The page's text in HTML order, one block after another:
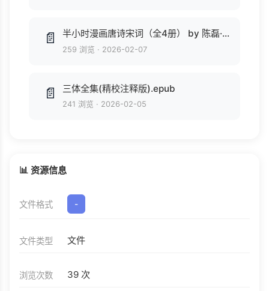
📄 半小时漫画唐诗宋词（全4册） by 陈磊·半小时漫画团队 (z-lib.org).epub
259 浏览 · 2026-02-07
📄 三体全集(精校注释版).epub
241 浏览 · 2026-02-05
📊 资源信息
文件格式 -
文件类型 文件
浏览次数 39 次